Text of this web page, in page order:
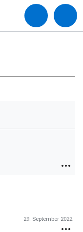
29. September 2022